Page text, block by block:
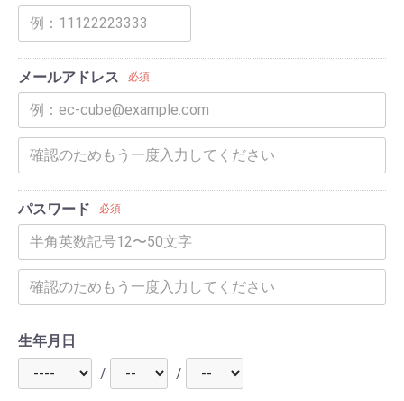
メールアドレス 必須
パスワード 必須
生年月日
/
/